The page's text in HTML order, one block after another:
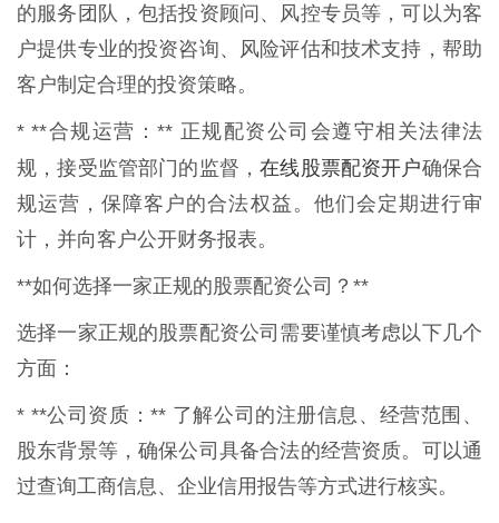
的服务团队，包括投资顾问、风控专员等，可以为客
户提供专业的投资咨询、风险评估和技术支持，帮助
客户制定合理的投资策略。
* **合规运营：** 正规配资公司会遵守相关法律法
规，接受监管部门的监督，在线股票配资开户确保合
规运营，保障客户的合法权益。他们会定期进行审
计，并向客户公开财务报表。
**如何选择一家正规的股票配资公司？**
选择一家正规的股票配资公司需要谨慎考虑以下几个
方面：
* **公司资质：** 了解公司的注册信息、经营范围、
股东背景等，确保公司具备合法的经营资质。可以通
过查询工商信息、企业信用报告等方式进行核实。